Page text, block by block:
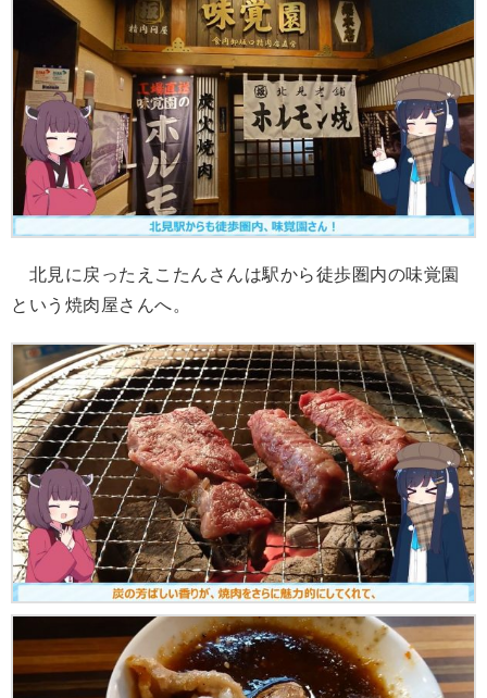
北見に戻ったえこたんさんは駅から徒歩圏内の味覚園
という焼肉屋さんへ。